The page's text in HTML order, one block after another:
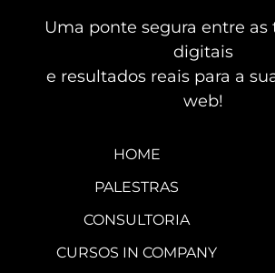
Uma ponte segura entre as
digitais
e resultados reais para a
web!
HOME
PALESTRAS
CONSULTORIA
CURSOS IN COMPANY